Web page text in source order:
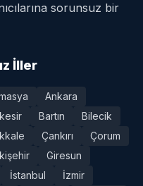
sorunsuz bir
İller
Ankara
Bartın
Bilecik
Çankırı
Çorum
Giresun
İstanbul İzmir